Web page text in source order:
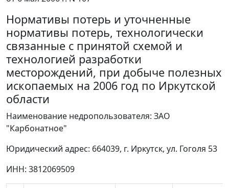
Нормативы потерь и уточненные
нормативы потерь, технологически
связанные с принятой схемой и
технологией разработки
месторождений, при добыче полезных
ископаемых на 2006 год по Иркутской
области
Наименование недропользователя: ЗАО
"Карбонатное"
Юридический адрес: 664039, г. Иркутск, ул. Гоголя 53
ИНН: 3812069509